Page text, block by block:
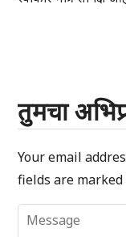
तुमचा
Your email
fields are marked